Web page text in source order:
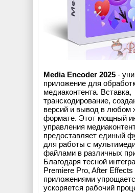
Media Encoder 2025 -
приложение для
медиаконтента. Вставка,
транскодирование,
версий и вывод в любом
формате. Этот мощный
управления
предоставляет единый
для работы с
файлами в различных
Благодаря тесной
Premiere Pro, After Effects
приложениями
ускоряется рабочий